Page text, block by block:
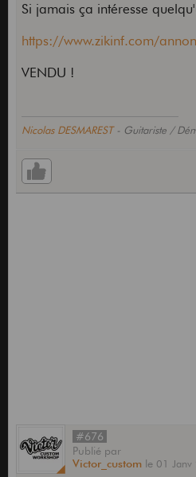
Si jamais ça intéresse
https://www.zikinf.com/
VENDU !
Nicolas DESMAREST- Guitariste /
#676
Publié par
Victor_custom le 01